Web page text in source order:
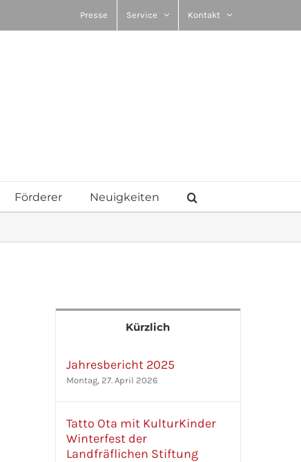
Presse Service Kontakt
Förderer Neuigkeiten
Kürzlich
Jahresbericht 2025
Montag, 27. April 2026
Tatto Ota mit KulturKinder
Winterfest der
Landfräflichen Stiftung